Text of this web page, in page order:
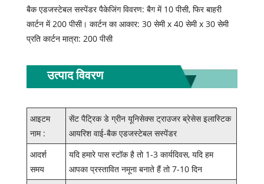
बैक एडजस्टेबल सस्पेंडर पैकेजिंग विवरण: बैग में 10 पीसी, फिर बाहरी
कार्टन में 200 पीसी। कार्टन का आकार: 30 सेमी x 40 सेमी x 30 सेमी
प्रति कार्टन मात्रा: 200 पीसी
उत्पाद विवरण
आइटम
नाम :
सेंट पैट्रिक डे ग्रीन यूनिसेक्स ट्राउजर ब्रेसेस इलास्टिक
आयरिश वाई-बैक एडजस्टेबल सस्पेंडर
आदर्श
समय
यदि हमारे पास स्टॉक है तो 1-3 कार्यदिवस, यदि हम
आपका प्रस्तावित नमूना बनाते हैं तो 7-10 दिन